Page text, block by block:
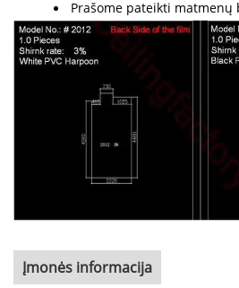
Prašome pateikti matmenų
Įmonės informacija